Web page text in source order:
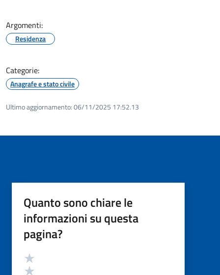
Argomenti:
Residenza
Categorie:
Anagrafe e stato civile
Ultimo aggiornamento:06/11/2025 17:52.13
Quanto sono chiare le
informazioni su questa
pagina?
Valutazione